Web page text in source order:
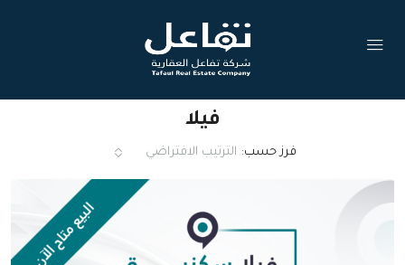
فيلا
فرز حسب: الترتيب الافتراضي